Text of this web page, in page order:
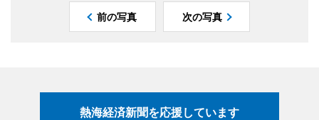
前の写真 次の写真
熱海経済新聞を応援しています